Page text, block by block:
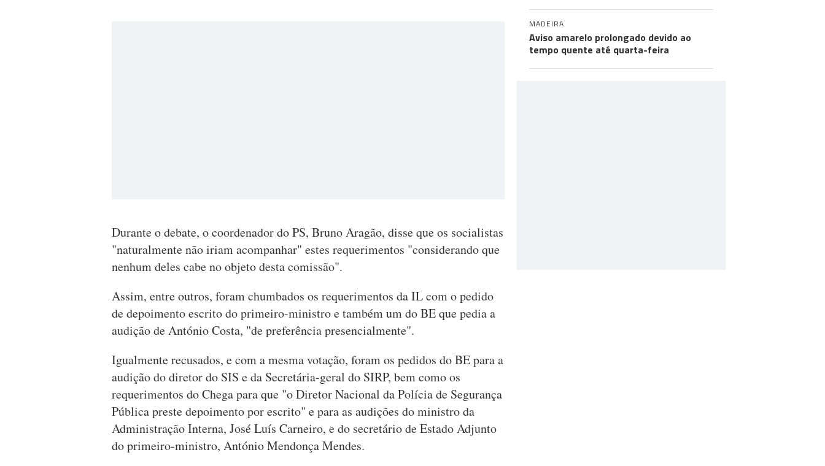
Durante o debate, o coordenador do PS, Bruno Aragão, disse que os socialistas
"naturalmente não iriam acompanhar" estes requerimentos "considerando que
nenhum deles cabe no objeto desta comissão".
Assim, entre outros, foram chumbados os requerimentos da IL com o pedido
de depoimento escrito do primeiro-ministro e também um do BE que pedia a
audição de António Costa, "de preferência presencialmente".
Igualmente recusados, e com a mesma votação, foram os pedidos do BE para a
audição do diretor do SIS e da Secretária-geral do SIRP, bem como os
requerimentos do Chega para que "o Diretor Nacional da Polícia de Segurança
Pública preste depoimento por escrito" e para as audições do ministro da
Administração Interna, José Luís Carneiro, e do secretário de Estado Adjunto
do primeiro-ministro, António Mendonça Mendes.
MADEIRA
Aviso amarelo prolongado devido ao
tempo quente até quarta-feira